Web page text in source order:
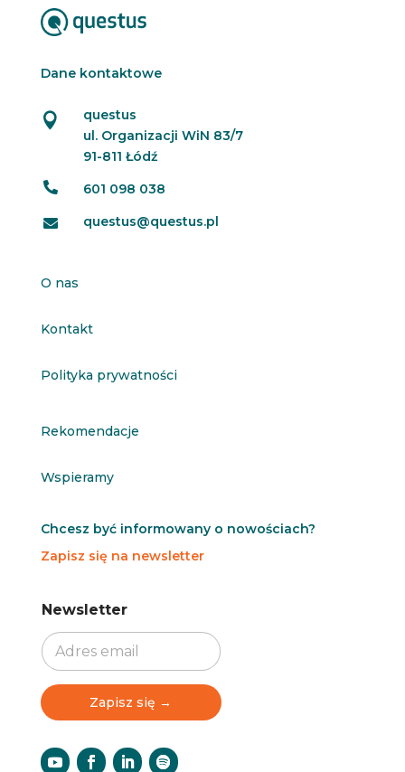
Dane kontaktowe

questus
ul. Organizacji WiN 83/7
91-811 Łódź
 601 098 038
 questus@questus.pl
O nas
Kontakt
Polityka prywatności
Rekomendacje
Wspieramy
Chcesz być informowany o nowościach?
Zapisz się na newsletter
e
w
s
l
e
t
t
r
e
w
s
l
e
t
t
r
N
Newsletter
Zapisz się →